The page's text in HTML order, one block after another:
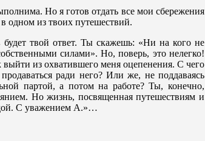
Но я готов отдать все мои сбережения
одном из твоих путешествий.
твой ответ. Ты скажешь: «Ни на кого не
силами». Но, поверь, это нелегко!
из охватившего меня оцепенения. С чего
ради него? Или же, не поддаваясь
партой, а потом на работе? Ты, конечно,
Но жизнь, посвященная путешествиям и
С уважением А.»…